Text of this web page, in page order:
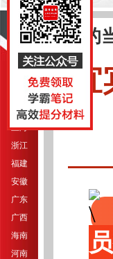
导航
江苏
上海
浙江
福建
安徽
广东
广西
海南
河南
您的
宜